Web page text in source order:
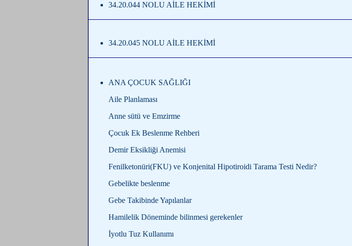
34.20.044 NOLU AİLE HEKİMİ
34.20.045 NOLU AİLE HEKİMİ
ANA ÇOCUK SAĞLIĞI
Aile Planlaması
Anne sütü ve Emzirme
Çocuk Ek Beslenme Rehberi
Demir Eksikliği Anemisi
Fenilketonüri(FKU) ve Konjenital Hipotiroidi Tarama Testi Nedir?
Gebelikte beslenme
Gebe Takibinde Yapılanlar
Hamilelik Döneminde bilinmesi gerekenler
İyotlu Tuz Kullanımı